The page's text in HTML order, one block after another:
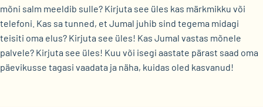
mõni salm meeldib sulle? Kirjuta see üles kas märkmikku või
telefoni. Kas sa tunned, et Jumal juhib sind tegema midagi
teisiti oma elus? Kirjuta see üles! Kas Jumal vastas mõnele
palvele? Kirjuta see üles! Kuu või isegi aastate pärast saad oma
päevikusse tagasi vaadata ja näha, kuidas oled kasvanud!